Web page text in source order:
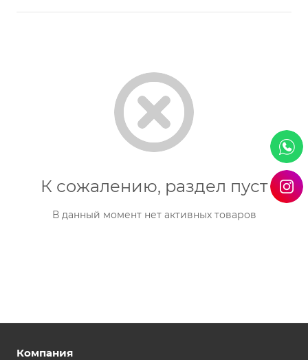
К сожалению, раздел пуст
В данный момент нет активных товаров
Компания